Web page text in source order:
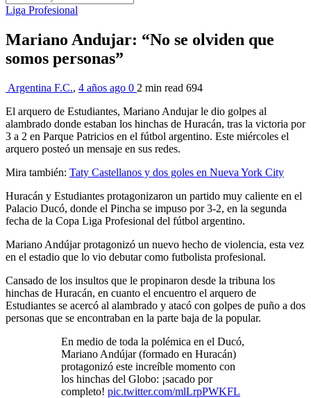
Liga Profesional
Mariano Andujar: “No se olviden que
somos personas”
Argentina F.C., 4 años ago 0 2 min read 694
El arquero de Estudiantes, Mariano Andujar le dio golpes al
alambrado donde estaban los hinchas de Huracán, tras la victoria por
3 a 2 en Parque Patricios en el fútbol argentino. Este miércoles el
arquero posteó un mensaje en sus redes.
Mira también: Taty Castellanos y dos goles en Nueva York City
Huracán y Estudiantes protagonizaron un partido muy caliente en el
Palacio Ducó, donde el Pincha se impuso por 3-2, en la segunda
fecha de la Copa Liga Profesional del fútbol argentino.
Mariano Andújar protagonizó un nuevo hecho de violencia, esta vez
en el estadio que lo vio debutar como futbolista profesional.
Cansado de los insultos que le propinaron desde la tribuna los
hinchas de Huracán, en cuanto el encuentro el arquero de
Estudiantes se acercó al alambrado y atacó con golpes de puño a dos
personas que se encontraban en la parte baja de la popular.
En medio de toda la polémica en el Ducó,
Mariano Andújar (formado en Huracán)
protagonizó este increíble momento con
los hinchas del Globo: ¡sacado por
completo! pic.twitter.com/mlLrpPWKFL